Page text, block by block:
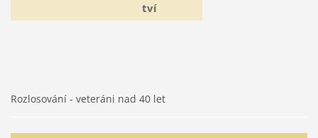
tví
Rozlosování - veteráni nad 40 let